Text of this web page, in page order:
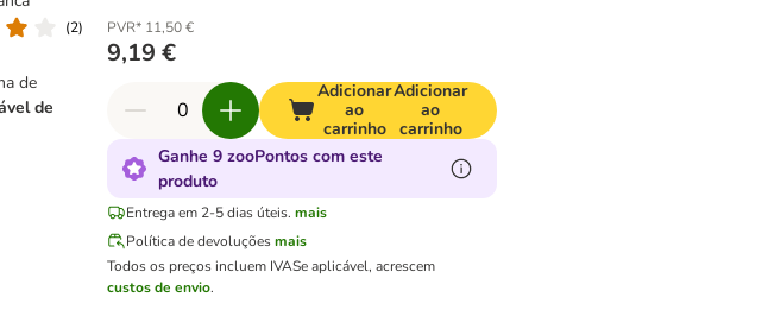
(2)
de
de
PVR* 11,50 €
9,19 €
Adicionar
ao
carrinho
Adicionar
ao
carrinho
Ganhe 9 zooPontos com este
produto
Entrega em 2-5 dias úteis. mais
Política de devoluções mais
Todos os preços incluem IVASe aplicável, acrescem
custos de envio.